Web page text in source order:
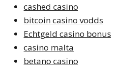
cashed casino
bitcoin casino vodds
Echtgeld casino bonus
casino malta
betano casino